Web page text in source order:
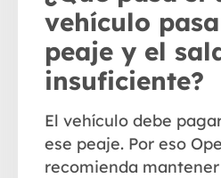
vehículo
peaje y el
insuficiente?
El vehículo debe
ese peaje. Por eso
recomienda